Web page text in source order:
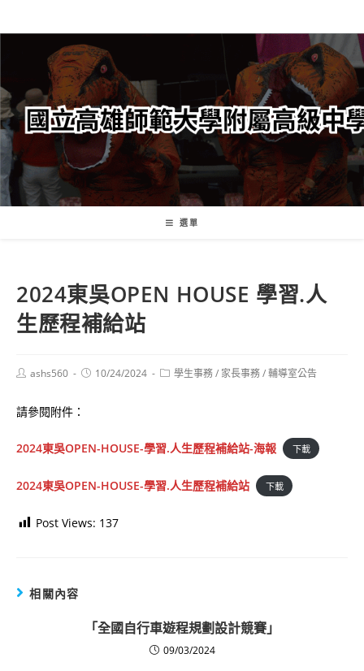
轉
要
內
容
選單
2024東吳OPEN HOUSE 學習.人
生歷程補給站
Postashs560
Post10/24/2024
Post學生事務/ 家長事務/輔導室公告
請參閱附件：
2024東吳OPEN-HOUSE-學習.人生歷程補給站-海報 下載
2024東吳OPEN-HOUSE-學習.人生歷程補給站 下載
Post Views: 137
相關內容
「全國自行車遊程規劃設計競賽」
09/03/2024